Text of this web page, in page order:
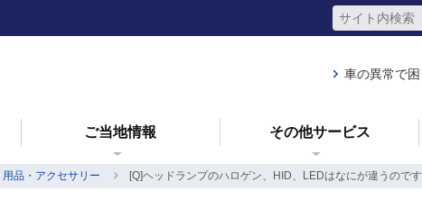
車の異常で
ご当地情報 その他サービス
用品・アクセサリー [Q]ヘッドランプのハロゲン、HID、LEDはなにが違うので